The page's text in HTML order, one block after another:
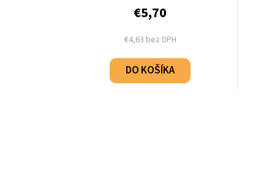
€4,63 bez DPH
€5,70
DO KOŠÍKA